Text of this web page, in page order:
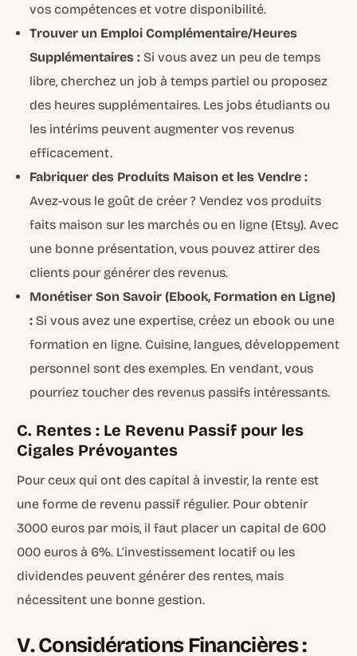
vos compétences et votre disponibilité.
Trouver un Emploi Complémentaire/Heures
Supplémentaires : Si vous avez un peu de temps
libre, cherchez un job à temps partiel ou proposez
des heures supplémentaires. Les jobs étudiants ou
les intérims peuvent augmenter vos revenus
efficacement.
Fabriquer des Produits Maison et les Vendre :
Avez-vous le goût de créer ? Vendez vos produits
faits maison sur les marchés ou en ligne (Etsy). Avec
une bonne présentation, vous pouvez attirer des
clients pour générer des revenus.
Monétiser Son Savoir (Ebook, Formation en Ligne)
: Si vous avez une expertise, créez un ebook ou une
formation en ligne. Cuisine, langues, développement
personnel sont des exemples. En vendant, vous
pourriez toucher des revenus passifs intéressants.
C. Rentes : Le Revenu Passif pour les
Cigales Prévoyantes
Pour ceux qui ont des capital à investir, la rente est
une forme de revenu passif régulier. Pour obtenir
3000 euros par mois, il faut placer un capital de 600
000 euros à 6%. L’investissement locatif ou les
dividendes peuvent générer des rentes, mais
nécessitent une bonne gestion.
V. Considérations Financières :